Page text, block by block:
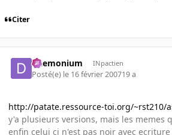
Citer
Daemonium INpactien
Posté(e) le 16 février 200719 a
http://patate.ressource-toi.org/~rst210/
y'a plusieurs versions, mais les memes
enfin celui ci n'est pas noir avec